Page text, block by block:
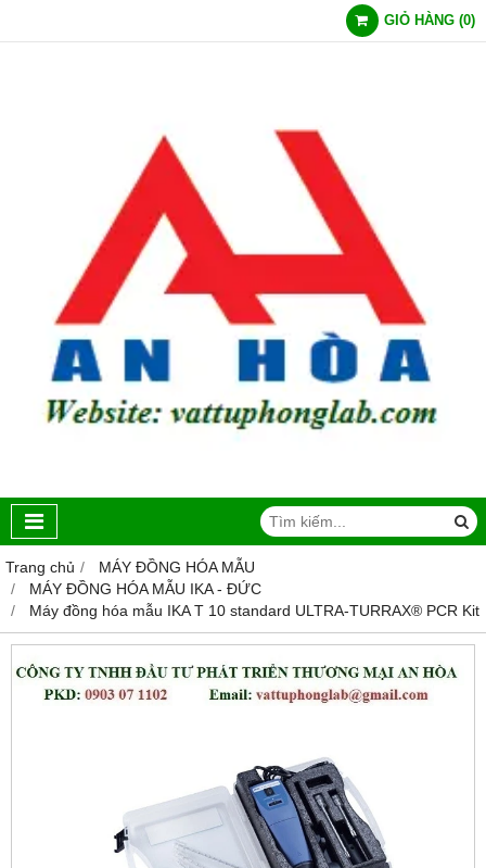
GIỎ HÀNG (0)
Trang chủ
MÁY ĐỒNG HÓA MẪU
MÁY ĐỒNG HÓA MẪU IKA - ĐỨC
Máy đồng hóa mẫu IKA T 10 standard ULTRA-TURRAX® PCR Kit